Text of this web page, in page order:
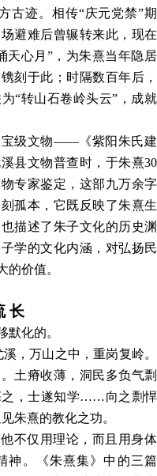
古迹。相传“庆元党禁”期
避难后曾辗转来此，现在
天心月”，为朱熹当年隐居
刻于此；时隔数百年后，
“转山石卷岭头云”，成就
级文物——《紫阳朱氏建
县文物普查时，于朱熹30
专家鉴定，这部九万余字
孤本，它既反映了朱熹生
描述了朱子文化的历史渊
学的文化内涵，对弘扬民
的价值。
长
默化的。
溪，万山之中，重岗复岭。
土瘠收薄，洞民多负气剽
之，士遂知学……向之剽悍
朱熹的教化之功。
不仅用理论，而且用身体
神。《朱熹集》中的三篇